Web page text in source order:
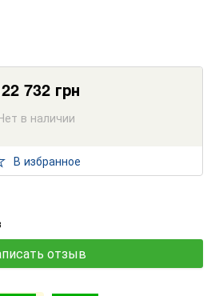
732грн
в наличии
В избранное
отзыв